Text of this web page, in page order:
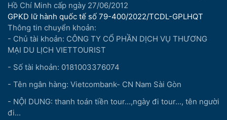
Hồ Chí Minh cấp ngày 27/06/2012
GPKD lữ hành quốc tế số 79-400/2022/TCDL-GPLHQT
Thông tin chuyển khoản:
- Chủ tài khoản: CÔNG TY CỔ PHẦN DỊCH VỤ THƯƠNG
MẠI DU LỊCH VIETTOURIST
- Số tài khoản: 0181003376074
- Tên ngân hàng: Vietcombank- CN Nam Sài Gòn
- NỘI DUNG: thanh toán tiền tour...,ngày đi tour..., tên người
đi...